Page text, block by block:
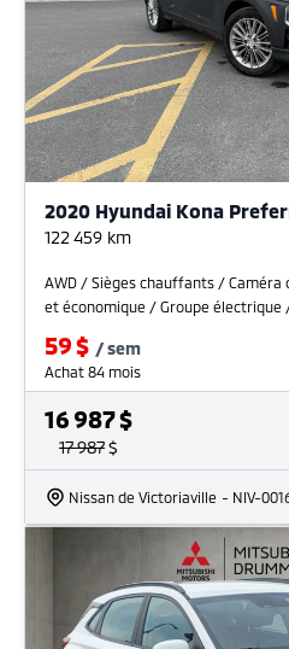
2020 Hyundai Kona
122 459 km
AWD / Sièges chauffants /
et économique / Groupe électrique
59$ /sem
Achat 84 mois
16 987$
17 987$
Nissan de Victoriaville - NIV-